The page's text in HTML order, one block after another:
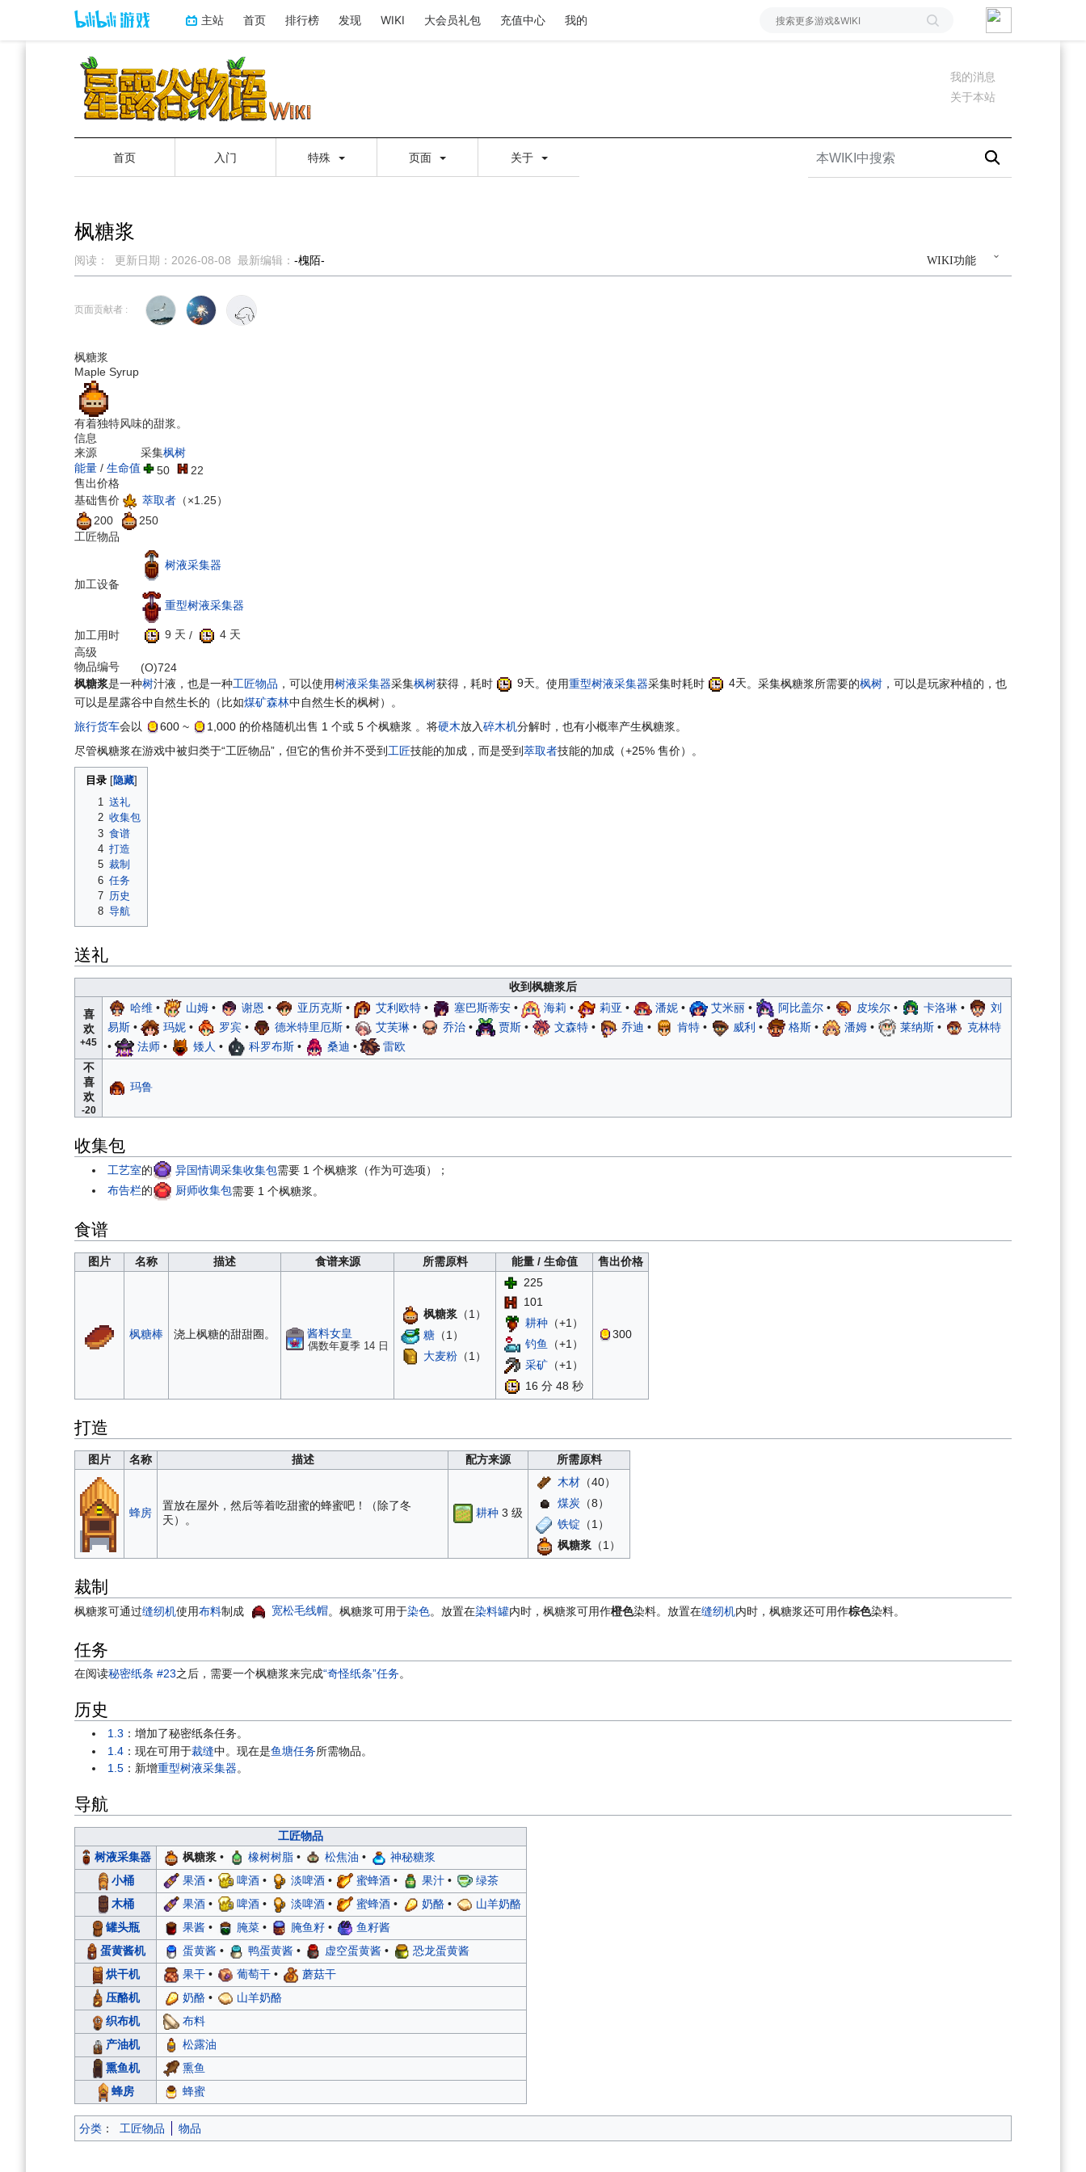
主站 首页 排行榜 发现 WIKI 大会员礼包 充值中心 我的
我的消息
关于本站
首页 入门 特殊 页面 关于
枫糖浆
WIKI功能
阅读： 更新日期： 2026-08-08 最新编辑： -槐陌-
到
到
页面贡献者 :
枫糖浆
Maple Syrup
有着独特风味的甜浆。
信息
来源
采集枫树
能量 / 生命值 50
22
售出价格
基础售价
萃取者 （×1.25）
200
250
工匠物品
加工设备
树液采集器
重型树液采集器
加工用时 9 天 /
4 天
高级
物品编号
(O)724
枫糖浆是一种树汁液，也是一种工匠物品 ，可以使用树液采集器采集枫树获得，耗时 9天。使用重型树液采集器采集时耗时 4天。采集枫糖浆所需要的枫树 ，可以是玩家种植的，也
可以是星露谷中自然生长的（比如煤矿森林中自然生长的枫树）。
旅行货车会以 600 ~ 1,000 的价格随机出售 1 个或 5 个枫糖浆 。将硬木放入碎木机分解时，也有小概率产生枫糖浆。
尽管枫糖浆在游戏中被归类于“工匠物品”，但它的售价并不受到 工匠技能的加成，而是受到萃取者技能的加成（+25% 售价）。
目录
1
送礼
2 收集包
3 食谱
4 打造
5 裁制
6 任务
7 历史
8 导航
送礼
收到枫糖浆后
喜
欢
+45
哈维• 山姆• 谢恩 • 亚历克斯• 艾利欧特• 塞巴斯蒂安• 海莉 • 莉亚 • 潘妮• 艾米丽• 阿比盖尔• 皮埃尔• 卡洛琳•
刘
易斯• 玛妮• 罗宾• 德米特里厄斯• 艾芙琳• 乔治• 贾斯• 文森特• 乔迪 • 肯特• 威利 • 格斯• 潘姆• 莱纳斯•
克林特
•
法师• 矮人 • 科罗布斯• 桑迪 •
雷欧
不
喜
欢
-20
玛鲁
收集包
工艺室的 异国情调采集收集包需要 1 个枫糖浆（作为可选项）；
布告栏的 厨师收集包需要 1 个枫糖浆。
食谱
图片 名称 描述 食谱来源 所需原料 能量 / 生命值 售出价格
枫糖棒 浇上枫糖的甜甜圈。 酱料女皇
偶数年夏季 14 日
枫糖浆 （1）
糖（1）
大麦粉（1）
225
101
耕种（+1）
钓鱼 （+1）
采矿（+1）
16 分 48 秒
300
打造
图片 名称 描述 配方来源 所需原料
蜂房
置放在屋外，然后等着吃甜蜜的蜂蜜吧！（除了冬
天）。
耕种3 级
木材（40）
煤炭（8）
铁锭 （1）
枫糖浆 （1）
裁制
枫糖浆可通过缝纫机使用布料制成 宽松毛线帽。枫糖浆可用于染色。放置在染料罐内时，枫糖浆可用作橙色染料。放置在缝纫机内时，枫糖浆还可用作棕色染料。
任务
在阅读秘密纸条 #23之后，需要一个枫糖浆来完成“奇怪纸条”任务。
历史
1.3 ：增加了秘密纸条任务。
1.4 ：现在可用于裁缝中。现在是鱼塘任务所需物品。
1.5 ：新增重型树液采集器。
导航
工匠物品
树液采集器
枫糖浆 • 橡树树脂• 松焦油 •
神秘糖浆
小桶
果酒• 啤酒• 淡啤酒• 蜜蜂酒• 果汁•
绿茶
木桶
果酒• 啤酒• 淡啤酒• 蜜蜂酒• 奶酪•
山羊奶酪
罐头瓶
果酱• 腌菜• 腌鱼籽•
鱼籽酱
蛋黄酱机
蛋黄酱• 鸭蛋黄酱• 虚空蛋黄酱•
恐龙蛋黄酱
烘干机
果干• 葡萄干•
蘑菇干
压酪机
奶酪•
山羊奶酪
织布机
布料
产油机
松露油
熏鱼机
熏鱼
蜂房
蜂蜜
分类 ： 工匠物品 物品